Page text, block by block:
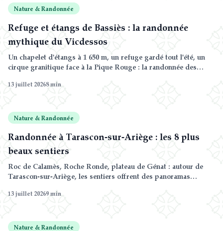
Nature & Randonnée
Refuge et étangs de Bassiès : la randonnée
mythique du Vicdessos
Un chapelet d'étangs à 1 650 m, un refuge gardé tout l'été, un
cirque granitique face à la Pique Rouge : la randonnée des
Itinéraires détaillés, dénivelés et conseils pratiques.
13 juillet 20268min
Nature & Randonnée
Randonnée à Tarascon-sur-Ariège : les 8 plus
beaux sentiers
Roc de Calamès, Roche Ronde, plateau de Génat : autour de
Tarascon-sur-Ariège, les sentiers offrent des panoramas
sélection de 8 randonnées, des boucles familiales aux sommets
13 juillet 20269min
Nature & Randonnée